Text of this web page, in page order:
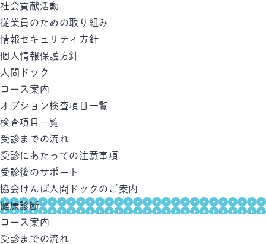
社会貢献活動
従業員のための取り組み
情報セキュリティ方針
個人情報保護方針
人間ドック
コース案内
オプション検査項目一覧
検査項目一覧
受診までの流れ
受診にあたっての注意事項
受診後のサポート
協会けんぽ人間ドックのご案内
健康診断
コース案内
受診までの流れ